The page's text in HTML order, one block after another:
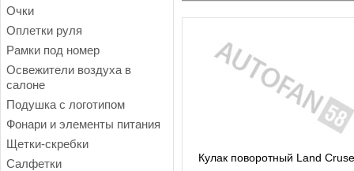
Очки
Оплетки руля
Рамки под номер
Освежители воздуха в
салоне
Подушка с логотипом
Фонари и элементы питания
Щетки-скребки
Салфетки
Кулак поворотный Land